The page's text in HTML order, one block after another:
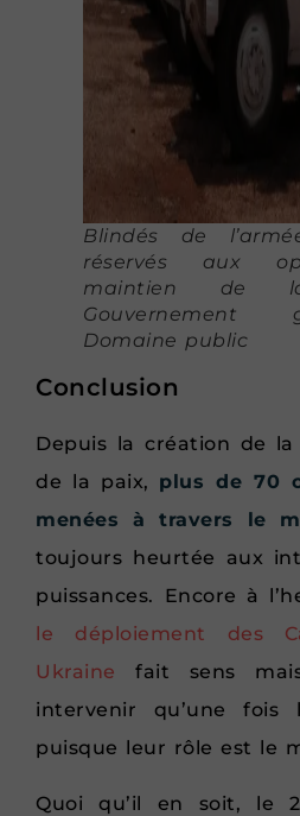
Blindés de
réservés aux
maintien de
Domaine public
Conclusion
Depuis la création de
de la paix, plus de 70
menées à travers le
toujours heurtée aux
puissances. Encore à
le déploiement des
Ukraine fait sens
intervenir qu’une
puisque leur rôle est le
Quoi qu’il en soit, le